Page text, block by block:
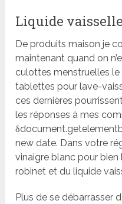
Liquide
De produits maison je
maintenant quand on
culottes menstruelles le
tablettes pour lave-
ces dernières
les réponses à mes
new date. Dans votre
vinaigre blanc pour bien
robinet et du liquide
Plus de se débarrasser